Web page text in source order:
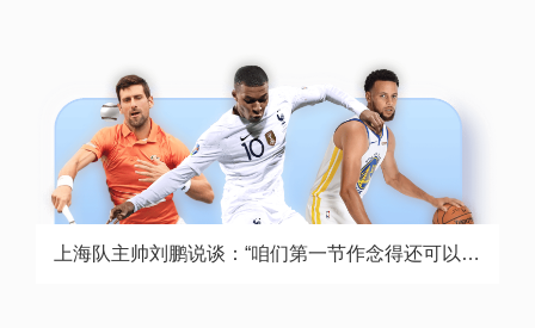
上海队主帅刘鹏说谈：“咱们第一节作念得还可以体育赛事直播